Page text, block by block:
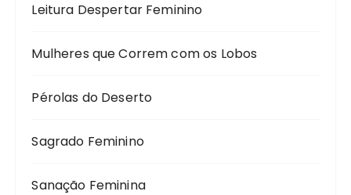
Leitura Despertar Feminino
Mulheres que Correm com os Lobos
Pérolas do Deserto
Sagrado Feminino
Sanação Feminina